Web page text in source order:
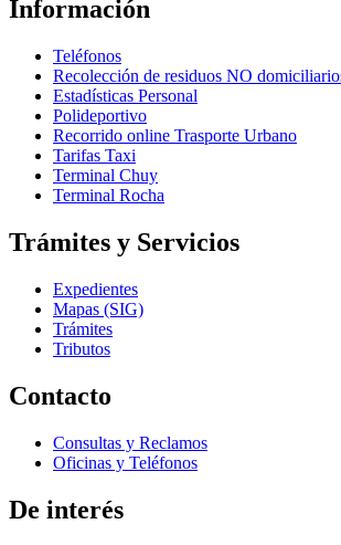
Información
Teléfonos
Recolección de residuos NO
Estadísticas Personal
Polideportivo
Recorrido online Trasporte Urbano
Tarifas Taxi
Terminal Chuy
Terminal Rocha
Trámites y Servicios
Expedientes
Mapas (SIG)
Trámites
Tributos
Contacto
Consultas y Reclamos
Oficinas y Teléfonos
De interés